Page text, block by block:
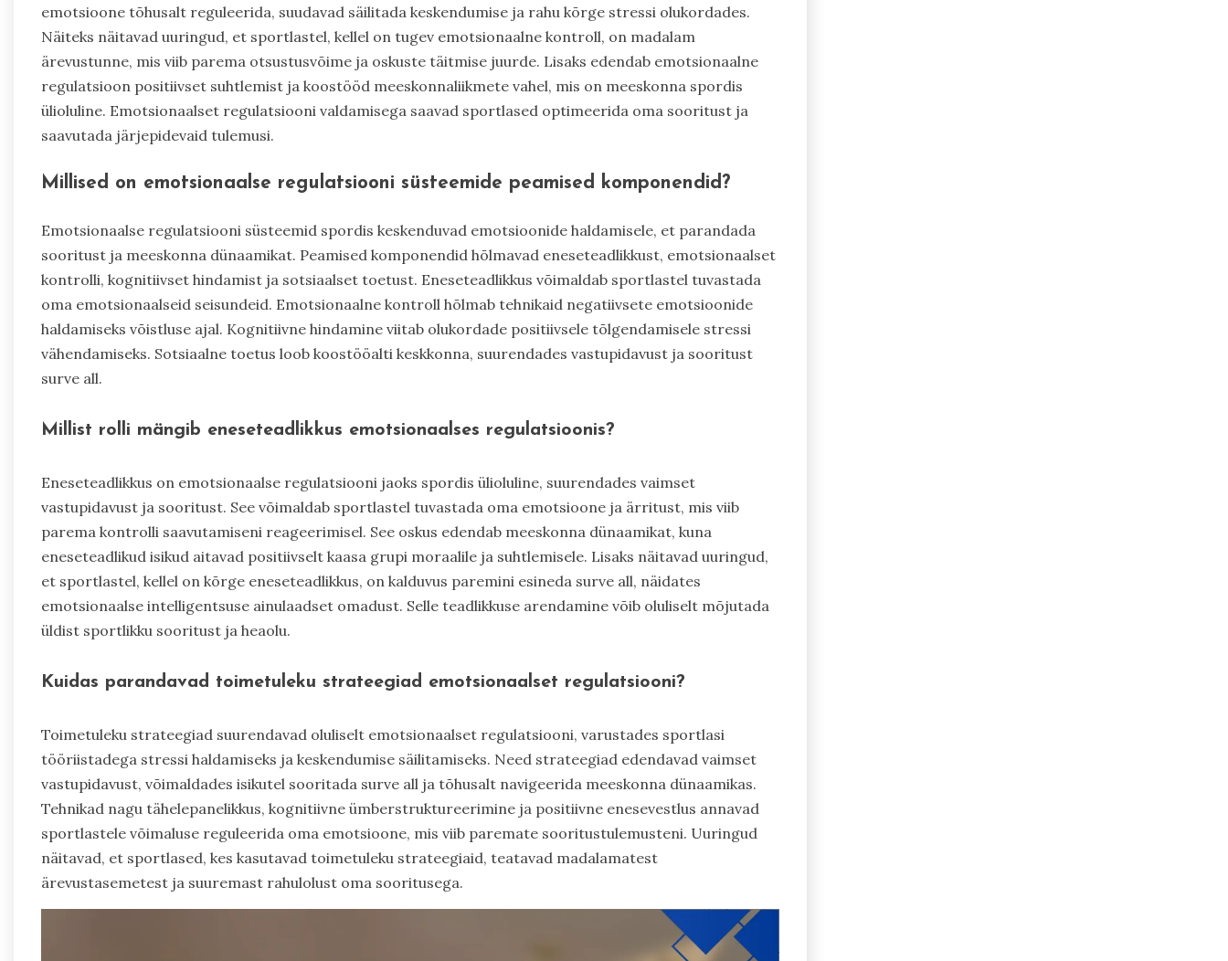
emotsioone tõhusalt reguleerida, suudavad säilitada keskendumise ja rahu kõrge stressi olukordades.
Näiteks näitavad uuringud, et sportlastel, kellel on tugev emotsionaalne kontroll, on madalam
ärevustunne, mis viib parema otsustusvõime ja oskuste täitmise juurde. Lisaks edendab emotsionaalne
regulatsioon positiivset suhtlemist ja koostööd meeskonnaliikmete vahel, mis on meeskonna spordis
ülioluline. Emotsionaalset regulatsiooni valdamisega saavad sportlased optimeerida oma sooritust ja
saavutada järjepidevaid tulemusi.
Millised on emotsionaalse regulatsiooni süsteemide peamised komponendid?
Emotsionaalse regulatsiooni süsteemid spordis keskenduvad emotsioonide haldamisele, et parandada
sooritust ja meeskonna dünaamikat. Peamised komponendid hõlmavad eneseteadlikkust, emotsionaalset
kontrolli, kognitiivset hindamist ja sotsiaalset toetust. Eneseteadlikkus võimaldab sportlastel tuvastada
oma emotsionaalseid seisundeid. Emotsionaalne kontroll hõlmab tehnikaid negatiivsete emotsioonide
haldamiseks võistluse ajal. Kognitiivne hindamine viitab olukordade positiivsele tõlgendamisele stressi
vähendamiseks. Sotsiaalne toetus loob koostööalti keskkonna, suurendades vastupidavust ja sooritust
surve all.
Millist rolli mängib eneseteadlikkus emotsionaalses regulatsioonis?
Eneseteadlikkus on emotsionaalse regulatsiooni jaoks spordis ülioluline, suurendades vaimset
vastupidavust ja sooritust. See võimaldab sportlastel tuvastada oma emotsioone ja ärritust, mis viib
parema kontrolli saavutamiseni reageerimisel. See oskus edendab meeskonna dünaamikat, kuna
eneseteadlikud isikud aitavad positiivselt kaasa grupi moraalile ja suhtlemisele. Lisaks näitavad uuringud,
et sportlastel, kellel on kõrge eneseteadlikkus, on kalduvus paremini esineda surve all, näidates
emotsionaalse intelligentsuse ainulaadset omadust. Selle teadlikkuse arendamine võib oluliselt mõjutada
üldist sportlikku sooritust ja heaolu.
Kuidas parandavad toimetuleku strateegiad emotsionaalset regulatsiooni?
Toimetuleku strateegiad suurendavad oluliselt emotsionaalset regulatsiooni, varustades sportlasi
tööriistadega stressi haldamiseks ja keskendumise säilitamiseks. Need strateegiad edendavad vaimset
vastupidavust, võimaldades isikutel sooritada surve all ja tõhusalt navigeerida meeskonna dünaamikas.
Tehnikad nagu tähelepanelikkus, kognitiivne ümberstruktureerimine ja positiivne enesevestlus annavad
sportlastele võimaluse reguleerida oma emotsioone, mis viib paremate sooritustulemusteni. Uuringud
näitavad, et sportlased, kes kasutavad toimetuleku strateegiaid, teatavad madalamatest
ärevustasemetest ja suuremast rahulolust oma sooritusega.